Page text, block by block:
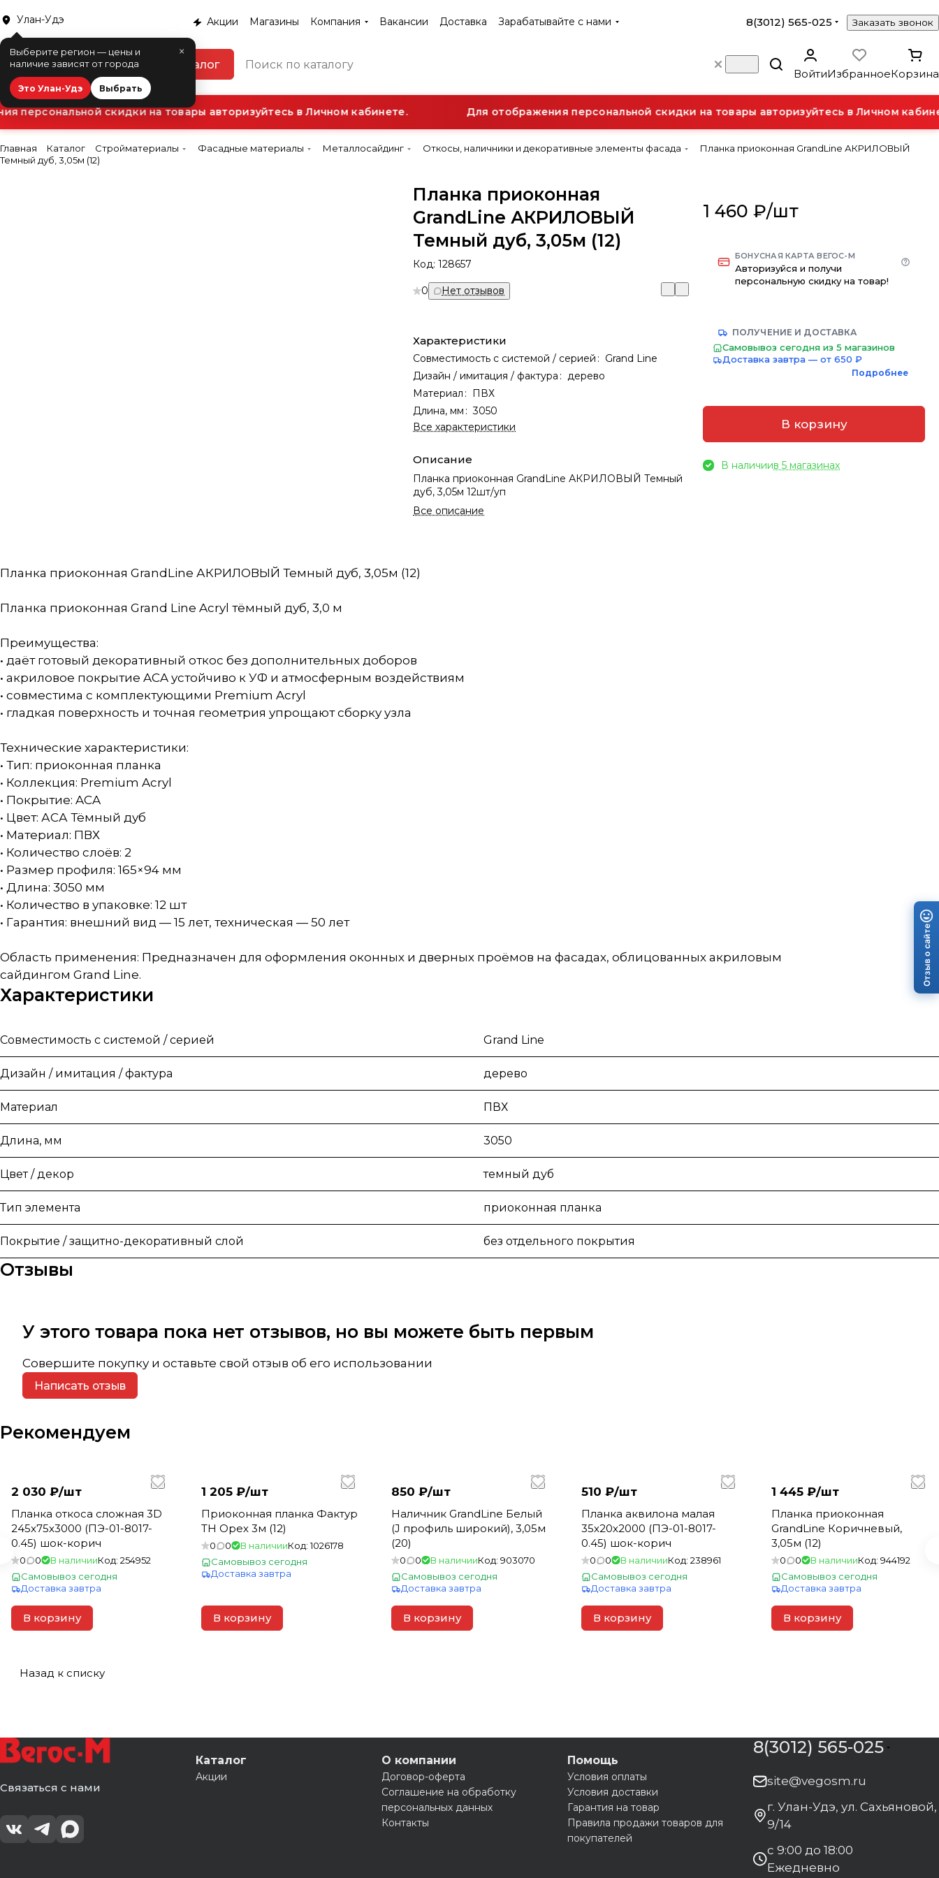
Улан-Удэ
×
Выберите регион — цены и
наличие зависят от города
Это Улан-Удэ Выбрать
Акции Магазины Компания Вакансии Доставка Зарабатывайте с нами 8(3012) 565-025 Заказать звонок
Каталог
ВойтиИзбранноеКорзина
персональной скидки на товары авторизуйтесь в Личном кабинете. Для отображения персональной скидки на товары авторизуйтесь в Личном
Главная Каталог Стройматериалы Фасадные материалы Металлосайдинг Откосы, наличники и декоративные элементы фасада
Планка приоконная GrandLine АКРИЛОВЫЙ
Темный дуб, 3,05м (12)
Планка приоконная
GrandLine АКРИЛОВЫЙ
Темный дуб, 3,05м (12)
Код:128657
0 Нет отзывов
Характеристики
Совместимость с системой / серией : Grand Line
Дизайн / имитация / фактура : дерево
Материал : ПВХ
Длина, мм : 3050
Все характеристики
Описание
Планка приоконная GrandLine АКРИЛОВЫЙ Темный
дуб, 3,05м 12шт/уп
Все описание
1 460 ₽/шт
БОНУСНАЯ КАРТА ВЕГОС-М
Авторизуйся и получи
персональную скидку на товар!
ПОЛУЧЕНИЕ И ДОСТАВКА
Самовывоз сегодня из 5 магазинов
Доставка завтра — от 650 ₽
Подробнее
В корзину
В наличиив 5 магазинах
Планка приоконная GrandLine АКРИЛОВЫЙ Темный дуб, 3,05м (12)
Планка приоконная Grand Line Acryl тёмный дуб, 3,0 м
Преимущества:
• даёт готовый декоративный откос без дополнительных доборов
• акриловое покрытие ACA устойчиво к УФ и атмосферным воздействиям
• совместима с комплектующими Premium Acryl
• гладкая поверхность и точная геометрия упрощают сборку узла
Технические характеристики:
• Тип: приоконная планка
• Коллекция: Premium Acryl
• Покрытие: ACA
• Цвет: АСА Тёмный дуб
• Материал: ПВХ
• Количество слоёв: 2
• Размер профиля: 165×94 мм
• Длина: 3050 мм
• Количество в упаковке: 12 шт
• Гарантия: внешний вид — 15 лет, техническая — 50 лет
Область применения: Предназначен для оформления оконных и дверных проёмов на фасадах, облицованных акриловым
сайдингом Grand Line.
Характеристики
Совместимость с системой / серией Grand Line
Дизайн / имитация / фактура дерево
Материал ПВХ
Длина, мм 3050
Цвет / декор темный дуб
Тип элемента приоконная планка
Покрытие / защитно-декоративный слой без отдельного покрытия
Отзывы
У этого товара пока нет отзывов, но вы можете быть первым
Совершите покупку и оставьте свой отзыв об его использовании
Написать отзыв
Рекомендуем
2 030 ₽/шт
Планка откоса сложная 3D
245х75х3000 (ПЭ-01-8017-
0.45) шок-корич
0 0 В наличииКод: 254952
Самовывоз сегодня
Доставка завтра
В корзину
1 205 ₽/шт
Приоконная планка Фактур
ТН Орех 3м (12)
0 0 В наличииКод:1026178
Самовывоз сегодня
Доставка завтра
В корзину
850 ₽/шт
Наличник GrandLine Белый
(J профиль широкий), 3,05м
(20)
0 0 В наличииКод: 903070
Самовывоз сегодня
Доставка завтра
В корзину
510 ₽/шт
Планка аквилона малая
35х20х2000 (ПЭ-01-8017-
0.45) шок-корич
0 0 В наличииКод: 238961
Самовывоз сегодня
Доставка завтра
В корзину
1 445 ₽/шт
Планка приоконная
GrandLine Коричневый,
3,05м (12)
0 0 В наличииКод: 944192
Самовывоз сегодня
Доставка завтра
В корзину
Назад к списку
Связаться с нами
Каталог
Акции
О компании
Договор-оферта
Соглашение на обработку
персональных данных
Контакты
Помощь
Условия оплаты
Условия доставки
Гарантия на товар
Правила продажи товаров для
покупателей
8(3012) 565-025
site@vegosm.ru
г. Улан-Удэ, ул. Сахьяновой,
9/14
с 9:00 до 18:00
Ежедневно
Отзыв о сайте